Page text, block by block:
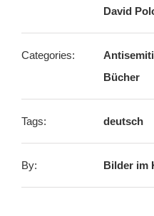
David
Categories:
Bücher
Tags: deutsch
By: Bilder im